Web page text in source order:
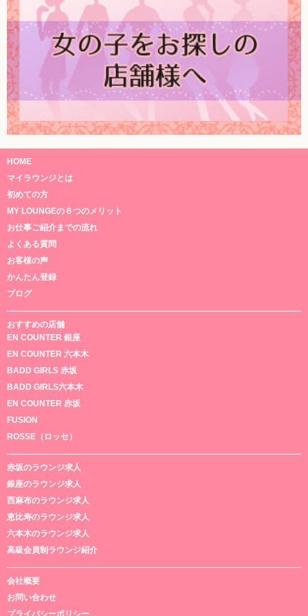
HOME
マイラウンジとは
初めての方
MY LOUNGEの６つのメリット
お仕事ご紹介までの流れ
よくある質問
お客様の声
かんたん登録
ブログ
おすすめの店舗
EN COUNTER 銀座
EN COUNTER 六本木
BADD GIRLS 赤坂
BADD GIRLS六本木
EN COUNTER 赤坂
FUSION
ROSSE（ロッセ）
赤坂のラウンジ求人
銀座のラウンジ求人
西麻布のラウンジ求人
恵比寿のラウンジ求人
六本木のラウンジ求人
高級会員制ラウンジ紹介
会社概要
お問い合わせ
プライバシーポリシー